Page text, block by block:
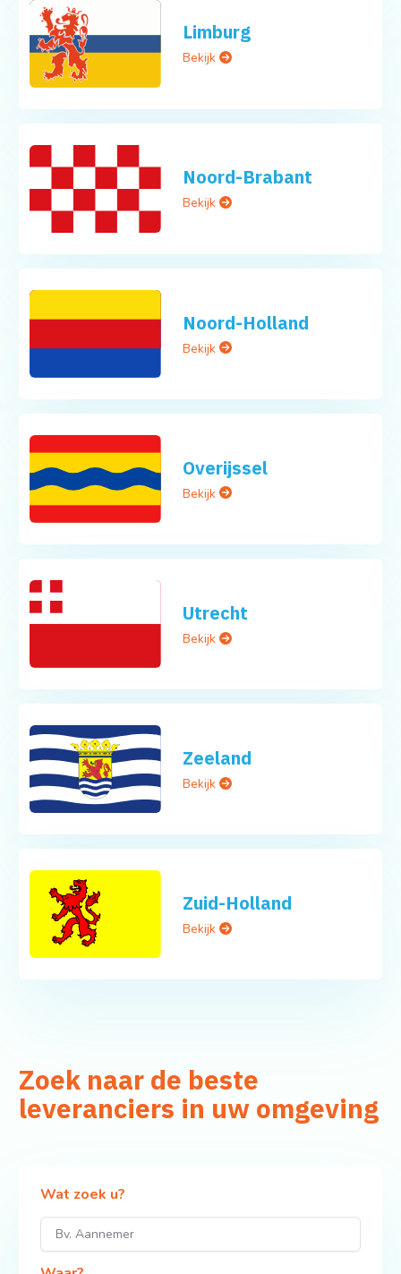
Limburg
Bekijk
Noord-Brabant
Bekijk
Noord-Holland
Bekijk
Overijssel
Bekijk
Utrecht
Bekijk
Zeeland
Bekijk
Zuid-Holland
Bekijk
Zoek naar de beste
leveranciers in uw omgeving
Wat zoek u?